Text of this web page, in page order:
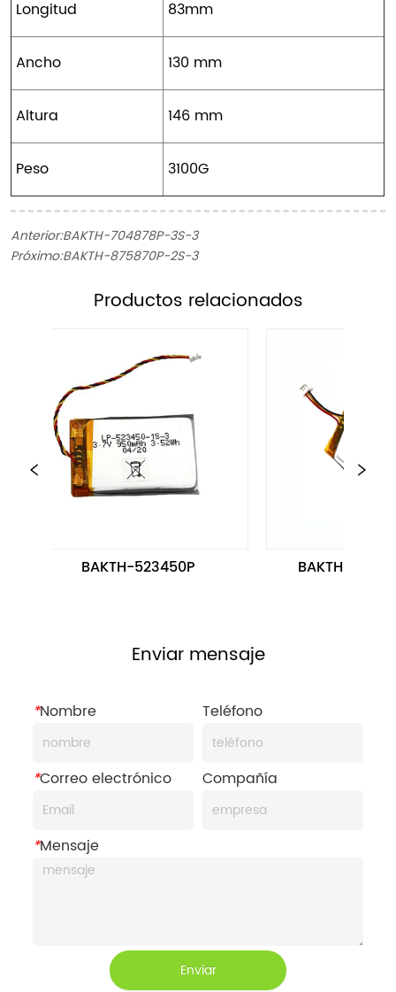
Longitud 83mm
Ancho 130 mm
Altura 146 mm
Peso 3100G
Anterior:BAKTH-704878P-3S-3
Próximo:BAKTH-875870P-2S-3
ㅤProductos relacionados
BAKTH-523450P BAKTH-
Enviar mensaje
*Nombre Teléfono
*Correo electrónico Compañía
*Mensaje
Enviar